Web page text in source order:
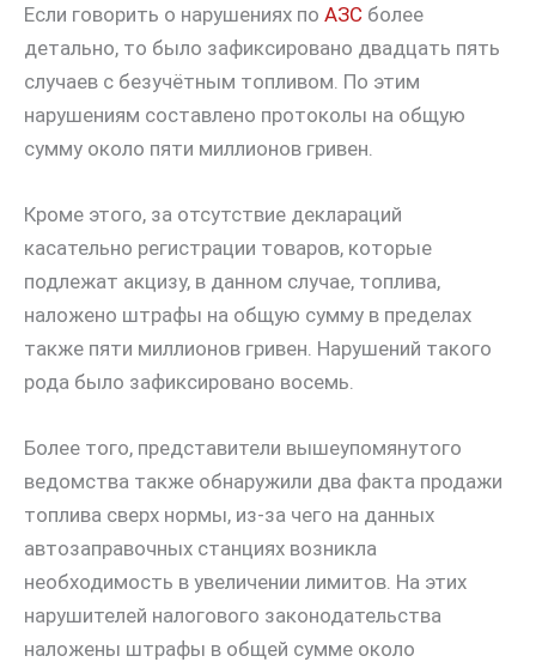
Если говорить о нарушениях по АЗС более
детально, то было зафиксировано двадцать пять
случаев с безучётным топливом. По этим
нарушениям составлено протоколы на общую
сумму около пяти миллионов гривен.
Кроме этого, за отсутствие деклараций
касательно регистрации товаров, которые
подлежат акцизу, в данном случае, топлива,
наложено штрафы на общую сумму в пределах
также пяти миллионов гривен. Нарушений такого
рода было зафиксировано восемь.
Более того, представители вышеупомянутого
ведомства также обнаружили два факта продажи
топлива сверх нормы, из-за чего на данных
автозаправочных станциях возникла
необходимость в увеличении лимитов. На этих
нарушителей налогового законодательства
наложены штрафы в общей сумме около